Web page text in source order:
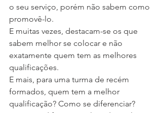
o seu serviço, porém não sabem como
promovê-lo.
E muitas vezes, destacam-se os que
sabem melhor se colocar e não
exatamente quem tem as melhores
qualificações.
E mais, para uma turma de recém
formados, quem tem a melhor
qualificação? Como se diferenciar?